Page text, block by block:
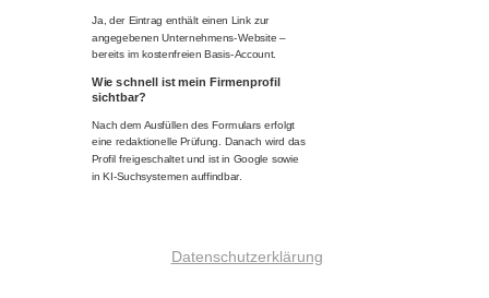
Datenschutzerklärung
Ja, der Eintrag enthält einen Link zur
angegebenen Unternehmens-Website –
bereits im kostenfreien Basis-Account.
Wie schnell ist mein Firmenprofil
sichtbar?
Nach dem Ausfüllen des Formulars erfolgt
eine redaktionelle Prüfung. Danach wird das
Profil freigeschaltet und ist in Google sowie
in KI-Suchsystemen auffindbar.